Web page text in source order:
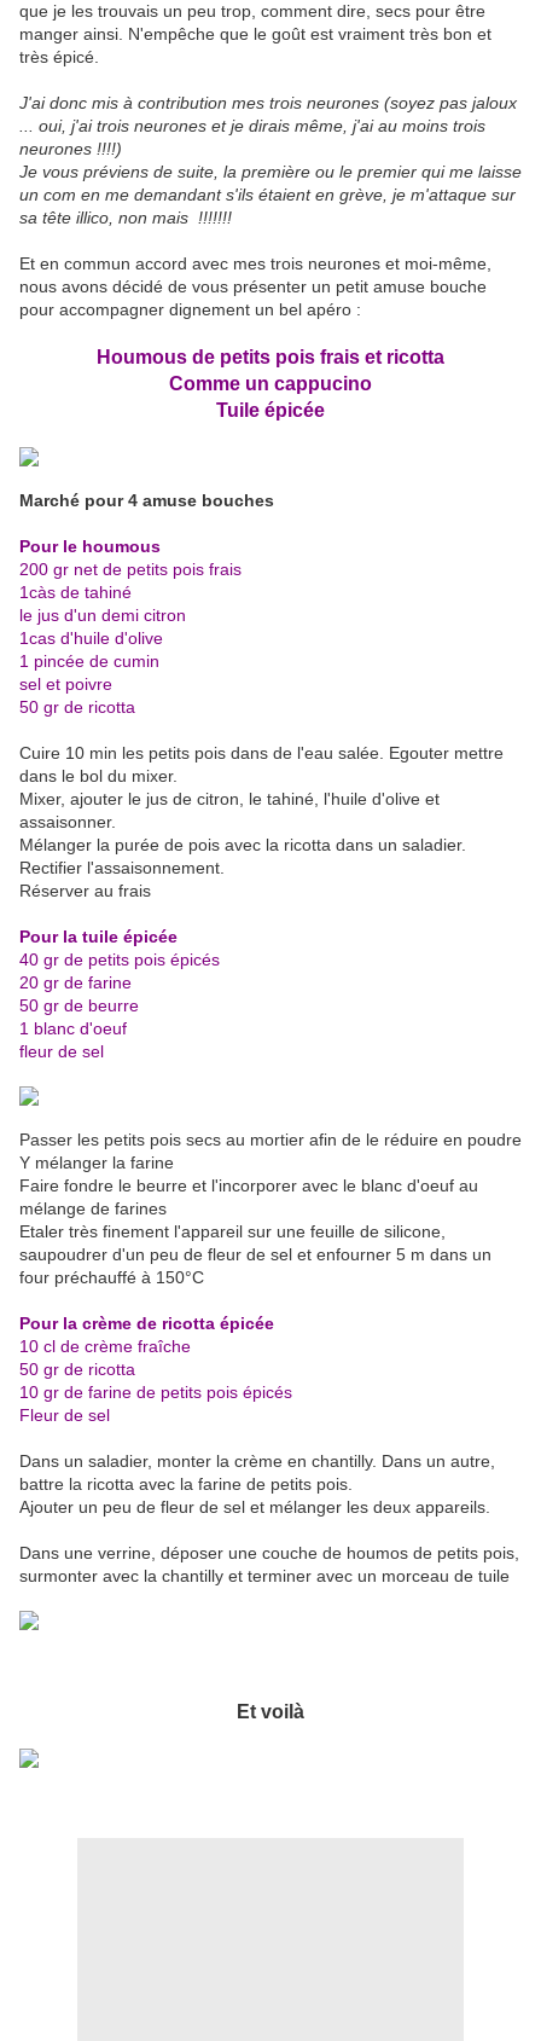
que je les trouvais un peu trop, comment dire, secs pour être
manger ainsi. N'empêche que le goût est vraiment très bon et
très épicé.
J'ai donc mis à contribution mes trois neurones (soyez pas jaloux
... oui, j'ai trois neurones et je dirais même, j'ai au moins trois
neurones !!!!)
Je vous préviens de suite, la première ou le premier qui me laisse
un com en me demandant s'ils étaient en grève, je m'attaque sur
sa tête illico, non mais !!!!!!!
Et en commun accord avec mes trois neurones et moi-même,
nous avons décidé de vous présenter un petit amuse bouche
pour accompagner dignement un bel apéro :
Houmous de petits pois frais et ricotta
Comme un cappucino
Tuile épicée
Marché pour 4 amuse bouches
Pour le houmous
200 gr net de petits pois frais
1càs de tahiné
le jus d'un demi citron
1cas d'huile d'olive
1 pincée de cumin
sel et poivre
50 gr de ricotta
Cuire 10 min les petits pois dans de l'eau salée. Egouter mettre
dans le bol du mixer.
Mixer, ajouter le jus de citron, le tahiné, l'huile d'olive et
assaisonner.
Mélanger la purée de pois avec la ricotta dans un saladier.
Rectifier l'assaisonnement.
Réserver au frais
Pour la tuile épicée
40 gr de petits pois épicés
20 gr de farine
50 gr de beurre
1 blanc d'oeuf
fleur de sel
Passer les petits pois secs au mortier afin de le réduire en poudre
Y mélanger la farine
Faire fondre le beurre et l'incorporer avec le blanc d'oeuf au
mélange de farines
Etaler très finement l'appareil sur une feuille de silicone,
saupoudrer d'un peu de fleur de sel et enfourner 5 m dans un
four préchauffé à 150°C
Pour la crème de ricotta épicée
10 cl de crème fraîche
50 gr de ricotta
10 gr de farine de petits pois épicés
Fleur de sel
Dans un saladier, monter la crème en chantilly. Dans un autre,
battre la ricotta avec la farine de petits pois.
Ajouter un peu de fleur de sel et mélanger les deux appareils.
Dans une verrine, déposer une couche de houmos de petits pois,
surmonter avec la chantilly et terminer avec un morceau de tuile
Et voilà